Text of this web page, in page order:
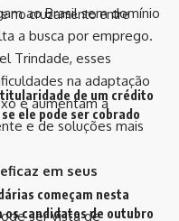
ao Brasil sem domínio
a busca por emprego.
Trindade, esses
na adaptação
e aumentam a
e de soluções mais
em seus
ser vista de
Roberto Campos
de setembro de
está reagindo
curva longa de juros.